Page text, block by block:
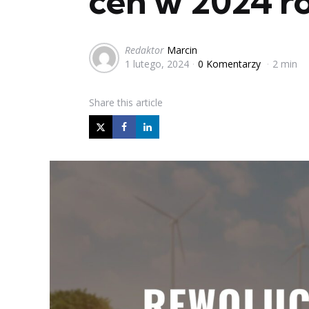
Posted
by
Redaktor Marcin
1 lutego, 2024
0 Komentarzy 2 min
Share this article